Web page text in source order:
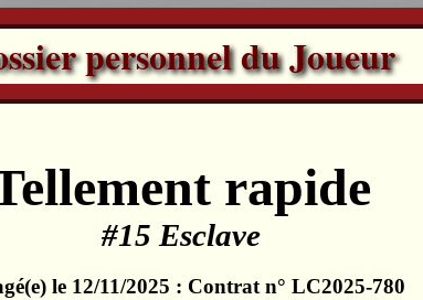
personnel du Joueur
rapide
#15 Esclave
le 12/11/2025 : Contrat n° LC2025-780